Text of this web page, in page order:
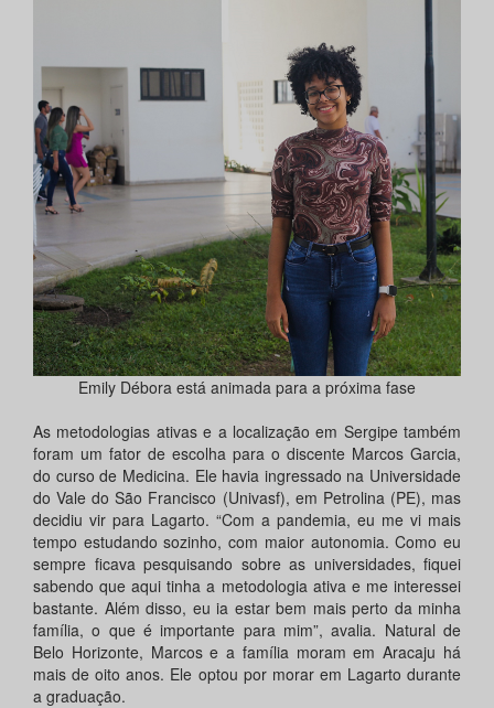
Emily Débora está animada para a próxima fase
As metodologias ativas e a localização em Sergipe também
foram um fator de escolha para o discente Marcos Garcia,
do curso de Medicina. Ele havia ingressado na Universidade
do Vale do São Francisco (Univasf), em Petrolina (PE), mas
decidiu vir para Lagarto. “Com a pandemia, eu me vi mais
tempo estudando sozinho, com maior autonomia. Como eu
sempre ficava pesquisando sobre as universidades, fiquei
sabendo que aqui tinha a metodologia ativa e me interessei
bastante. Além disso, eu ia estar bem mais perto da minha
família, o que é importante para mim”, avalia. Natural de
Belo Horizonte, Marcos e a família moram em Aracaju há
mais de oito anos. Ele optou por morar em Lagarto durante
a graduação.